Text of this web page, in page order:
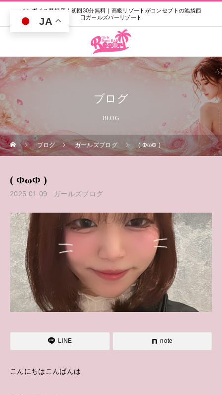
インボイス登録店｜初回30分無料｜高級リゾートがコンセプトの池袋西
口ガールズバーリゾート
ブログ
BLOG
ブログ ガールズブログ ( ΦωΦ )
( ΦωΦ )
2025.01.09 ガールズブログ
LINE note
こんにちはこんばんは
JA